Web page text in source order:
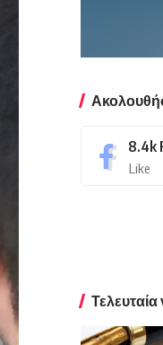
8.4k
Like
Τελευταία